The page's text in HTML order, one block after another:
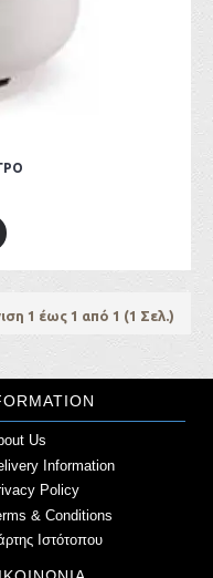
1 έως 1 από 1 (1 Σελ.)
Us
Information
Policy
& Conditions
Ιστότοπου